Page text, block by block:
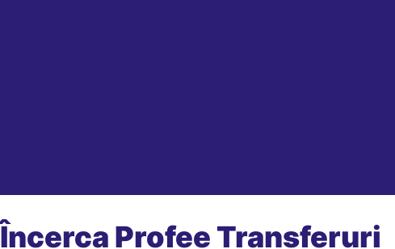
Încerca Profee Transferuri